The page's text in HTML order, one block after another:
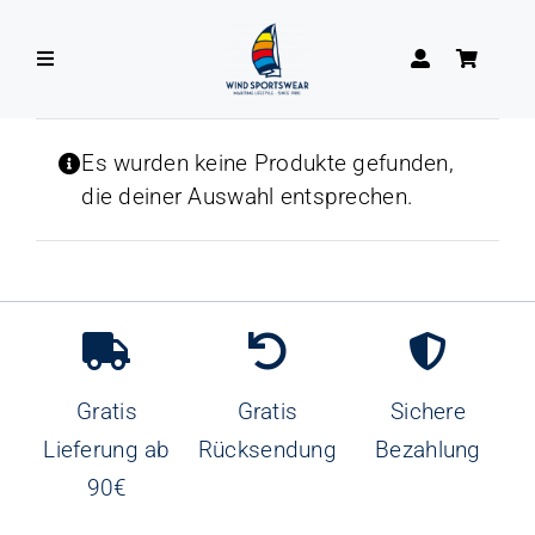
Inhalt
Toggle
Es wurden keine Produkte gefunden,
die deiner Auswahl entsprechen.
Gratis
Lieferung ab
90€
Gratis
Rücksendung
Sichere
Bezahlung